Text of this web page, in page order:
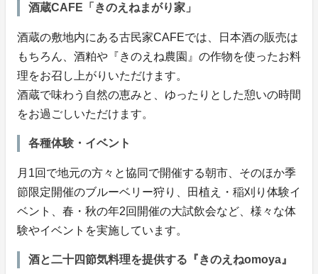
酒蔵CAFE「きのえねまがり家」
酒蔵の敷地内にある古民家CAFEでは、日本酒の販売は
もちろん、酒粕や『きのえね農園』の作物を使ったお料
理をお召し上がりいただけます。
酒蔵で味わう自然の恵みと、ゆったりとした憩いの時間
をお過ごしいただけます。
各種体験・イベント
月1回で地元の方々と協同で開催する朝市、そのほか季
節限定開催のブルーベリー狩り、田植え・稲刈り体験イ
ベント、春・秋の年2回開催の大試飲会など、様々な体
験やイベントを実施しています。
酒と二十四節気料理を提供する『きのえねomoya』